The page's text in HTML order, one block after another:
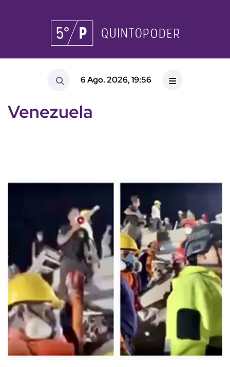
6 Ago. 2026, 19:56
Venezuela